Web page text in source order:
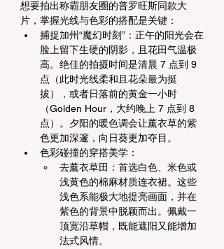
想要拍出称霸朋友圈的普罗旺斯同款大
片，掌握光线与色彩的搭配是关键：
捕捉加州“魔幻时刻”：正午的阳光会在
脸上留下生硬的阴影，且花田气温极
高。绝佳的拍摄时间是清晨 7 点到 9
点（此时光线柔和且花朵最为挺
拔），或者日落前的黄金一小时
（Golden Hour，大约晚上 7 点到 8
点）。夕阳的暖色调会让薰衣草的紫
色更加深邃，向日葵更加夺目。
色彩碰撞的穿搭美学：
去薰衣草田：首选白色、米色或
浅黄色的棉麻材质连衣裙。这些
浅色系能极大地提亮画面，并在
紫色的背景中脱颖而出。佩戴一
顶宽沿草帽，既能遮阳又能增加
法式风情。